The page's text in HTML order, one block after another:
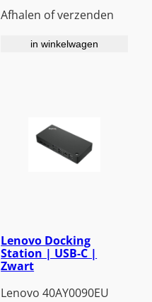
Afhalen of verzenden
in winkelwagen
Lenovo Docking
Station | USB-C |
Zwart
Lenovo 40AY0090EU